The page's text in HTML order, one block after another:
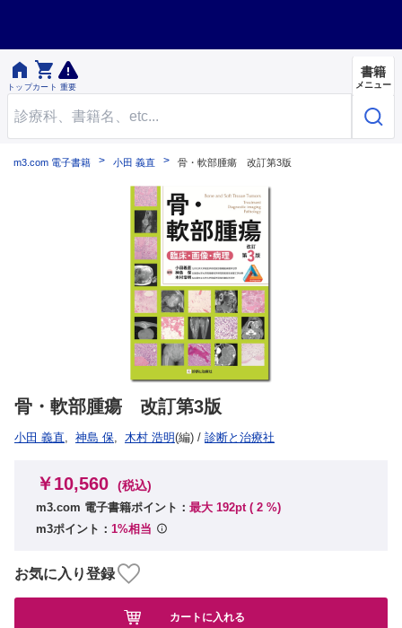

トップ

カート 重要
書籍
メニュー
m3.com 電子書籍 小田 義直 骨・軟部腫瘍 改訂第3版
骨・軟部腫瘍 改訂第3版
小田 義直, 神島 保, 木村 浩明(編) / 診断と治療社
￥10,560 (税込)
m3.com 電子書籍ポイント： 最大 192pt ( 2 %)
m3ポイント： 1%相当
お気に入り登録
カートに入れる